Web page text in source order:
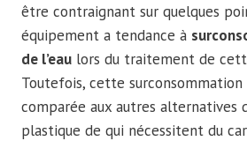
être contraignant sur quelques
équipement a tendance à
de l’eau lors du traitement de
Toutefois, cette
comparée aux autres alternatives
plastique de qui nécessitent du